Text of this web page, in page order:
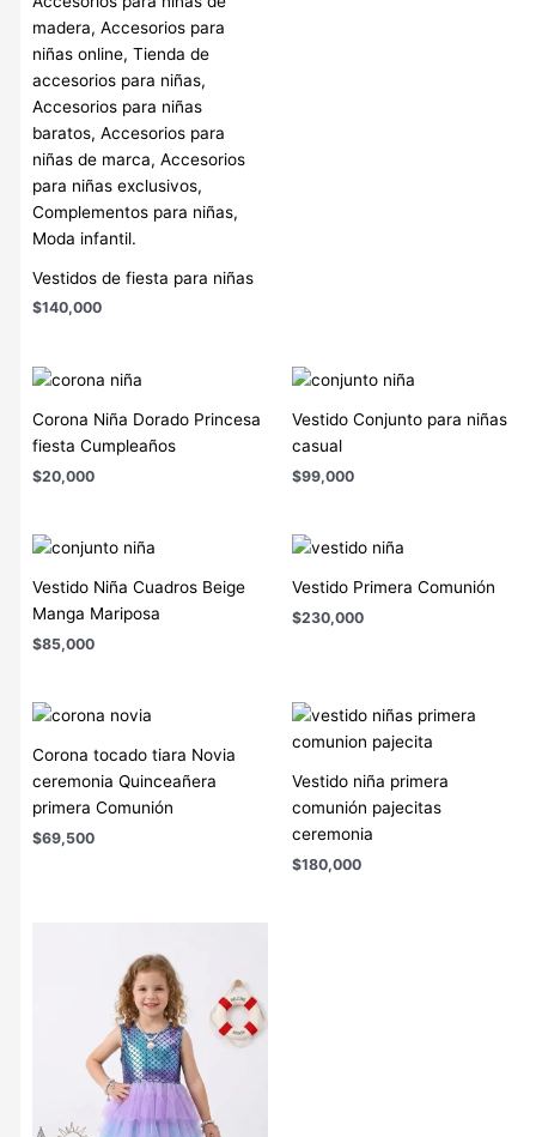
Vestidos de fiesta para niñas
$140,000
Corona Niña Dorado Princesa
fiesta Cumpleaños
$20,000
Vestido Conjunto para niñas
casual
$99,000
Vestido Niña Cuadros Beige
Manga Mariposa
$85,000
Vestido Primera Comunión
$230,000
Corona tocado tiara Novia
ceremonia Quinceañera
primera Comunión
$69,500
Vestido niña primera
comunión pajecitas
ceremonia
$180,000